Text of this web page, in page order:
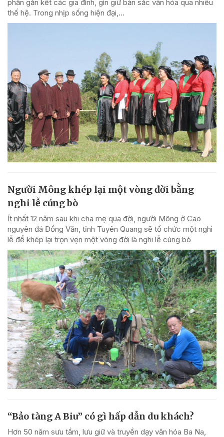
phần gắn kết các gia đình, gìn giữ bản sắc văn hóa qua nhiều
thế hệ. Trong nhịp sống hiện đại,...
Người Mông khép lại một vòng đời bằng
nghi lễ cúng bò
Ít nhất 12 năm sau khi cha mẹ qua đời, người Mông ở Cao
nguyên đá Đồng Văn, tỉnh Tuyên Quang sẽ tổ chức một nghi
lễ để khép lại trọn vẹn một vòng đời là nghi lễ cúng bò
“Bảo tàng A Biu” có gì hấp dẫn du khách?
Hơn 50 năm sưu tầm, lưu giữ và truyền dạy văn hóa Ba Na,